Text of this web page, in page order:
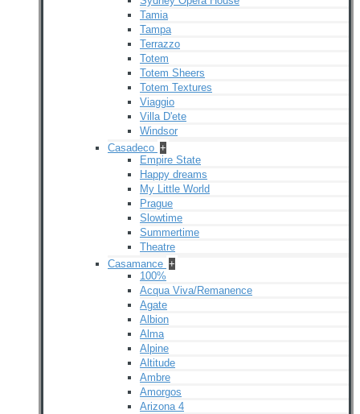
Tamia
Tampa
Terrazzo
Totem
Totem Sheers
Totem Textures
Viaggio
Villa D'ete
Windsor
Casadeco +
Empire State
Happy dreams
My Little World
Prague
Slowtime
Summertime
Theatre
Casamance +
100%
Acqua Viva/Remanence
Agate
Albion
Alma
Alpine
Altitude
Ambre
Amorgos
Arizona 4